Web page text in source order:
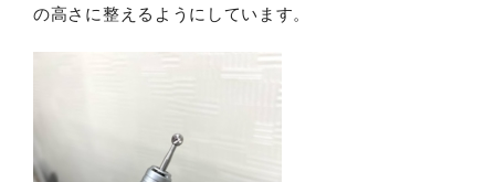
の高さに整えるようにしています。